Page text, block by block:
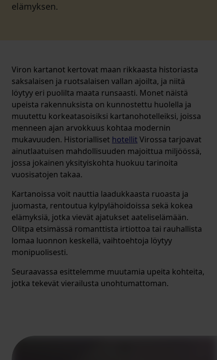
elämyksen.
Viron kartanot kertovat maan rikkaasta historiasta
saksalaisen ja ruotsalaisen vallan ajoilta, ja niitä
löytyy eri puolilta maata runsaasti. Monet näistä
upeista rakennuksista on kunnostettu huolella ja
muutettu korkeatasoisiksi kartanohotelleiksi, joissa
menneen ajan arvokkuus kohtaa modernin
mukavuuden. Historialliset hotellit Virossa tarjoavat
ainutlaatuisen mahdollisuuden majoittua miljöössä,
jossa jokainen yksityiskohta huokuu tarinoita
vuosisatojen takaa.
Kartanoissa voit nauttia laadukkaasta ruoasta ja
juomasta, rentoutua kylpylähoidoissa sekä kokea
elämyksiä, jotka vievät ajatukset aateliselämään.
Olitpa etsimässä romanttista irtiottoa tai rauhallista
lomaa luonnon keskellä, vaihtoehtoja löytyy
monipuolisesti.
Seuraavassa esittelemme muutamia upeita kohteita,
jotka tekevät vierailusta unohtumattoman.